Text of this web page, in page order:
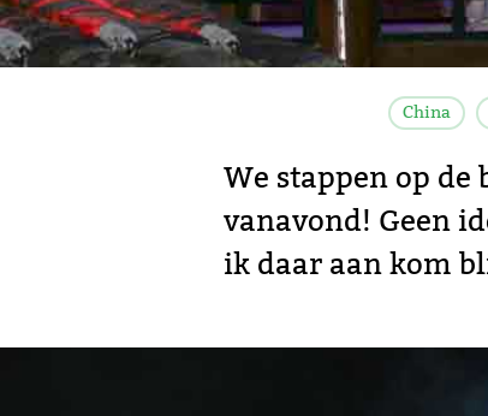
China
We stappen op de
vanavond! Geen
ik daar aan kom